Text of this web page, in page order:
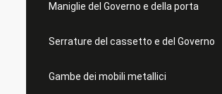
Maniglie del Governo e della porta
Serrature del cassetto e del Governo
Gambe dei mobili metallici